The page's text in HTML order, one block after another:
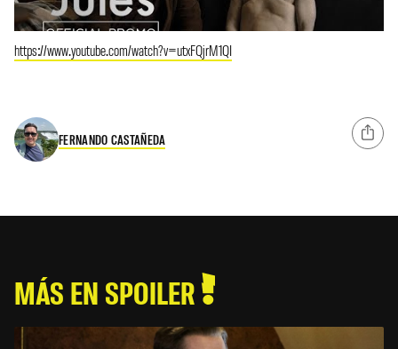
https://www.youtube.com/watch?v=utxFQjrM1QI
FERNANDO CASTAÑEDA
MÁS EN SPOILER